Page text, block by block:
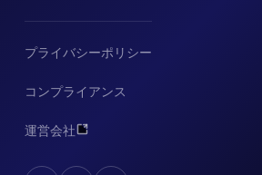
プライバシーポリシー
コンプライアンス
運営会社